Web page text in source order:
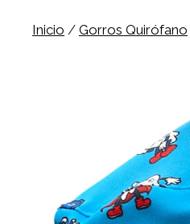
Inicio / Gorros Quirófano